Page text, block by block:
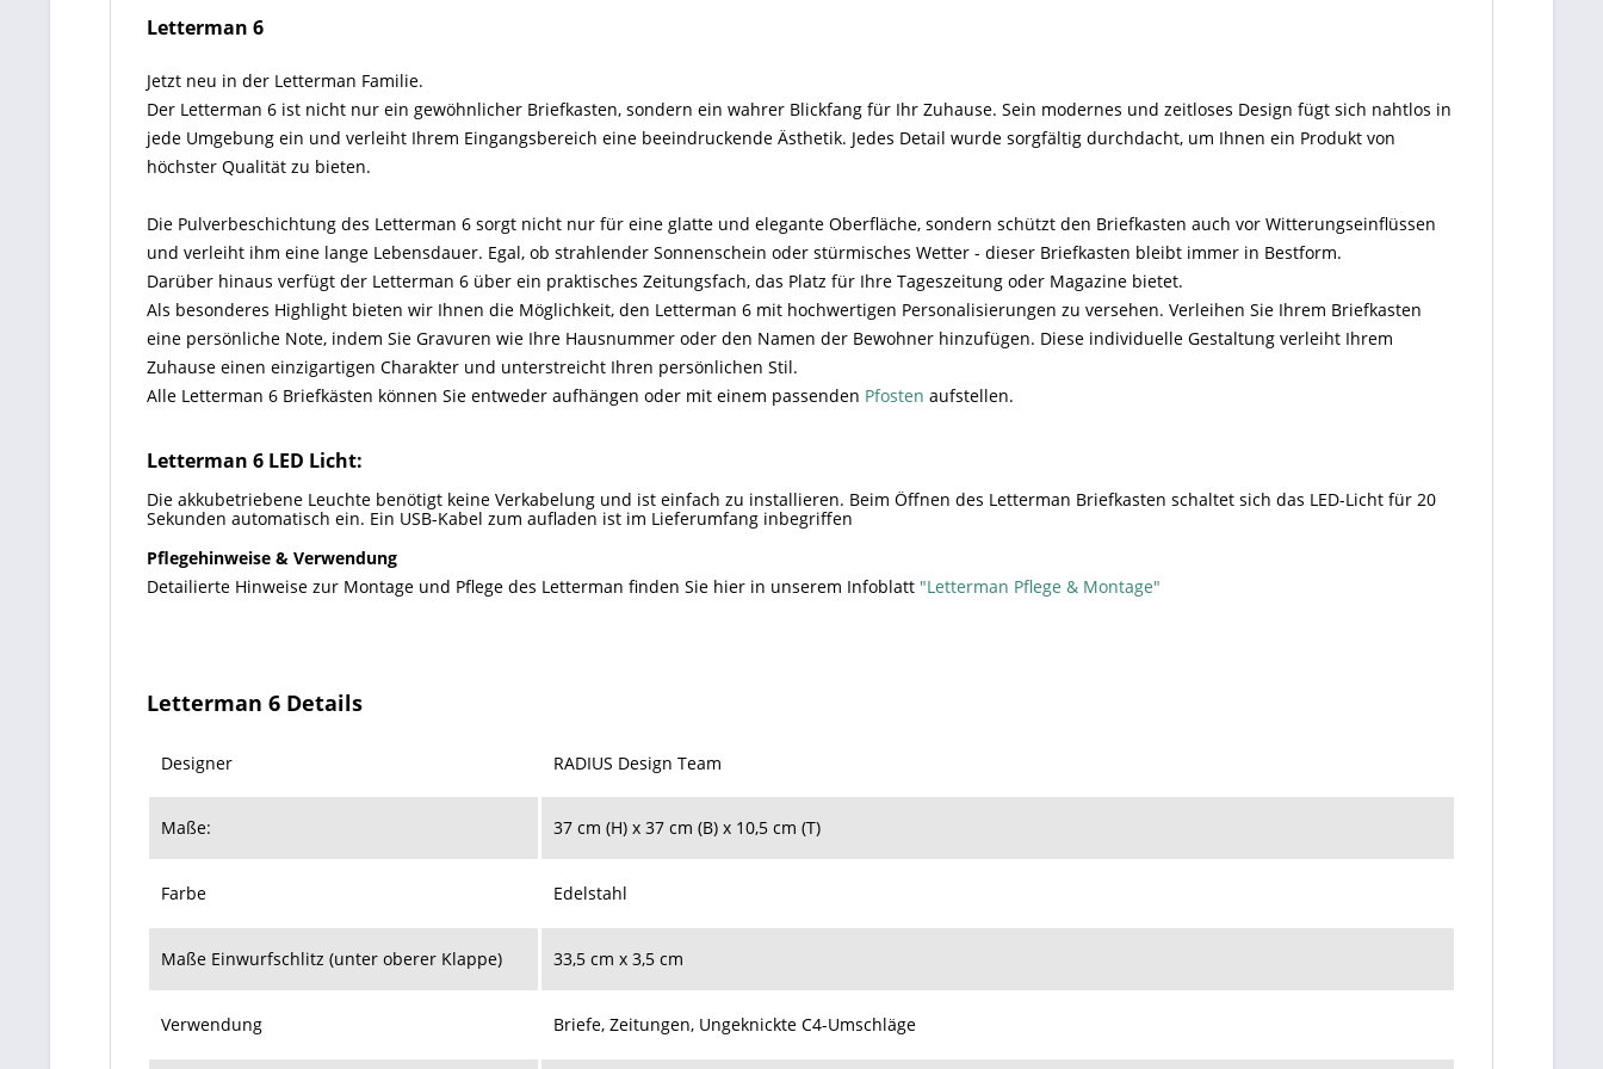
Letterman 6
Jetzt neu in der Letterman Familie.
Der Letterman 6 ist nicht nur ein gewöhnlicher Briefkasten, sondern ein wahrer Blickfang für Ihr Zuhause. Sein modernes und zeitloses Design fügt sich nahtlos in
jede Umgebung ein und verleiht Ihrem Eingangsbereich eine beeindruckende Ästhetik. Jedes Detail wurde sorgfältig durchdacht, um Ihnen ein Produkt von
höchster Qualität zu bieten.
Die Pulverbeschichtung des Letterman 6 sorgt nicht nur für eine glatte und elegante Oberfläche, sondern schützt den Briefkasten auch vor Witterungseinflüssen
und verleiht ihm eine lange Lebensdauer. Egal, ob strahlender Sonnenschein oder stürmisches Wetter - dieser Briefkasten bleibt immer in Bestform.
Darüber hinaus verfügt der Letterman 6 über ein praktisches Zeitungsfach, das Platz für Ihre Tageszeitung oder Magazine bietet.
Als besonderes Highlight bieten wir Ihnen die Möglichkeit, den Letterman 6 mit hochwertigen Personalisierungen zu versehen. Verleihen Sie Ihrem Briefkasten
eine persönliche Note, indem Sie Gravuren wie Ihre Hausnummer oder den Namen der Bewohner hinzufügen. Diese individuelle Gestaltung verleiht Ihrem
Zuhause einen einzigartigen Charakter und unterstreicht Ihren persönlichen Stil.
Alle Letterman 6 Briefkästen können Sie entweder aufhängen oder mit einem passenden Pfosten aufstellen.
Letterman 6 LED Licht:
Die akkubetriebene Leuchte benötigt keine Verkabelung und ist einfach zu installieren. Beim Öffnen des Letterman Briefkasten schaltet sich das LED-Licht für 20
Sekunden automatisch ein. Ein USB-Kabel zum aufladen ist im Lieferumfang inbegriffen
Pflegehinweise & Verwendung
Detailierte Hinweise zur Montage und Pflege des Letterman finden Sie hier in unserem Infoblatt "Letterman Pflege & Montage"
Letterman 6 Details
Designer RADIUS Design Team
Maße: 37 cm (H) x 37 cm (B) x 10,5 cm (T)
Farbe Edelstahl
Maße Einwurfschlitz (unter oberer Klappe) 33,5 cm x 3,5 cm
Verwendung Briefe, Zeitungen, Ungeknickte C4-Umschläge